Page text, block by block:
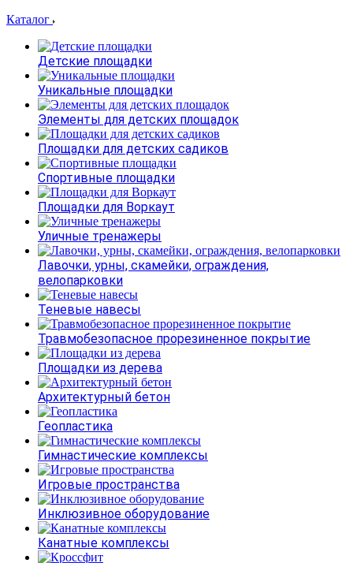
Каталог
Детские площадки
Уникальные площадки
Элементы для детских площадок
Площадки для детских садиков
Спортивные площадки
Площадки для Воркаут
Уличные тренажеры
Лавочки, урны, скамейки, ограждения,
велопарковки
Теневые навесы
Травмобезопасное прорезиненное покрытие
Площадки из дерева
Архитектурный бетон
Геопластика
Гимнастические комплексы
Игровые пространства
Инклюзивное оборудование
Канатные комплексы